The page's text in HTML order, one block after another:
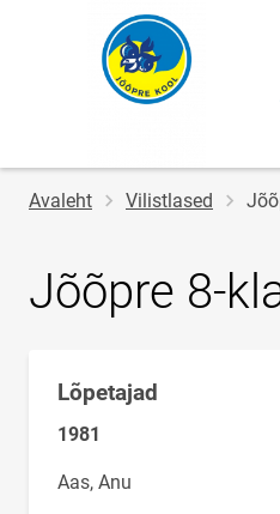
Jälglink
Avaleht Vilistlased
Jõõpre 8-
Klassi
nimi
Lõpetajad
1981
Aas, Anu